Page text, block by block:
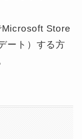
Microsoft Store
ート）する方